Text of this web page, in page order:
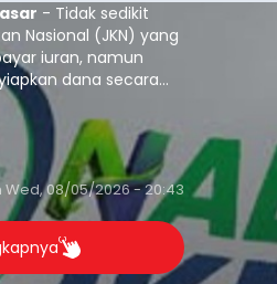
- Tidak sedikit
Nasional (JKN) yang
iuran, namun
dana secara
iuran.
oleh peserta
Upah (PBPU)
tidak tetap.
Wed, 08/05/2026 - 20:43